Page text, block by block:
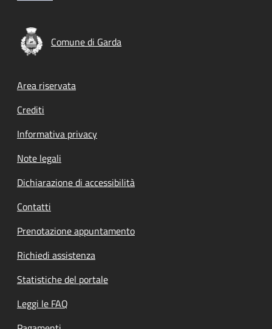
Comune di Garda
Footer menu
Area riservata
Crediti
Informativa privacy
Note legali
Dichiarazione di accessibilità
Contatti
Prenotazione appuntamento
Richiedi assistenza
Statistiche del portale
Leggi le FAQ